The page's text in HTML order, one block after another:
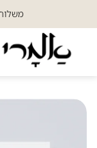
to
content